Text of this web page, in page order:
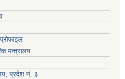
मन्त्रालय
प्रदेश नं. ३